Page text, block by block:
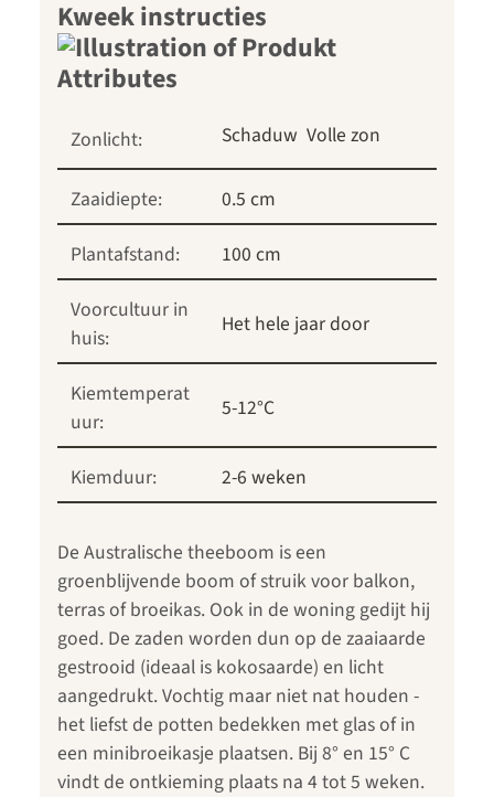
Kweek instructies
Zonlicht: Schaduw Volle zon
Zaaidiepte:
0.5 cm
Plantafstand:
100 cm
Voorcultuur in
huis:
Het hele jaar door
Kiemtemperat
uur:
5-12°C
Kiemduur: 2-6 weken
De Australische theeboom is een
groenblijvende boom of struik voor balkon,
terras of broeikas. Ook in de woning gedijt hij
goed. De zaden worden dun op de zaaiaarde
gestrooid (ideaal is kokosaarde) en licht
aangedrukt. Vochtig maar niet nat houden -
het liefst de potten bedekken met glas of in
een minibroeikasje plaatsen. Bij 8° en 15° C
vindt de ontkieming plaats na 4 tot 5 weken.